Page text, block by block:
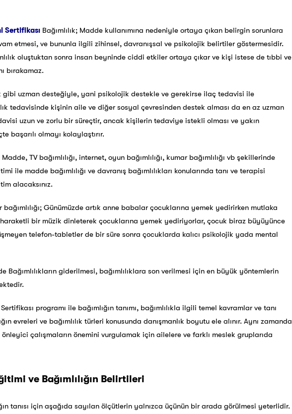
Sertifikası Bağımlılık; Madde kullanımına nedeniyle ortaya çıkan belirgin sorunlara
etmesi, ve bununla ilgili zihinsel, davranışsal ve psikolojik belirtiler göstermesidir.
oluştuktan sonra insan beyninde ciddi etkiler ortaya çıkar ve kişi istese de tıbbi ve
bırakamaz.
gibi uzman desteğiyle, yani psikolojik destekle ve gerekirse ilaç tedavisi ile
tedavisinde kişinin aile ve diğer sosyal çevresinden destek alması da en az uzman
uzun ve zorlu bir süreçtir, ancak kişilerin tedaviye istekli olması ve yakın
başarılı olmayı kolaylaştırır.
TV bağımlılığı, internet, oyun bağımlılığı, kumar bağımlılığı vb şekillerinde
ile madde bağımlılığı ve davranış bağımlılıkları konularında tanı ve terapisi
alacaksınız.
Günümüzde artık anne babalar çocuklarına yemek yedirirken mutlaka
bir müzik dinleterek çocuklarına yemek yediriyorlar, çocuk biraz büyüyünce
telefon-tabletler de bir süre sonra çocuklarda kalıcı psikolojik yada mental
Bağımlılıkların giderilmesi, bağımlılıklara son verilmesi için en büyük yöntemlerin
Sertifikası programı ile bağımlığın tanımı, bağımlılıkla ilgili temel kavramlar ve tanı
evreleri ve bağımlılık türleri konusunda danışmanlık boyutu ele alınır. Aynı zamanda
çalışmaların önemini vurgulamak için ailelere ve farklı meslek gruplarıda
ve Bağımlılığın Belirtileri
tanısı için aşağıda sayılan ölçütlerin yalnızca üçünün bir arada görülmesi yeterlidir.